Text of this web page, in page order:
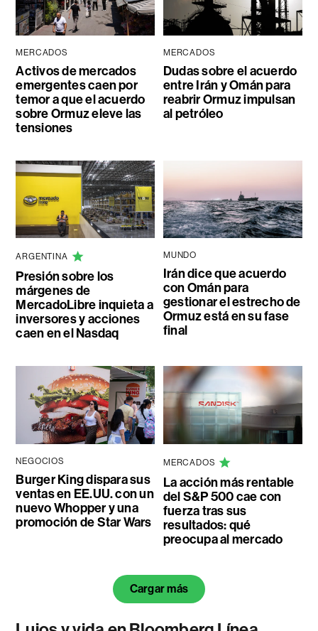
MERCADOS
Activos de mercados
emergentes caen por
temor a que el acuerdo
sobre Ormuz eleve las
tensiones
MERCADOS
Dudas sobre el acuerdo
entre Irán y Omán para
reabrir Ormuz impulsan
al petróleo
ARGENTINA
Presión sobre los
márgenes de
MercadoLibre inquieta a
inversores y acciones
caen en el Nasdaq
MUNDO
Irán dice que acuerdo
con Omán para
gestionar el estrecho de
Ormuz está en su fase
final
NEGOCIOS
Burger King dispara sus
ventas en EE.UU. con un
nuevo Whopper y una
promoción de Star Wars
MERCADOS
La acción más rentable
del S&P 500 cae con
fuerza tras sus
resultados: qué
preocupa al mercado
Cargar más